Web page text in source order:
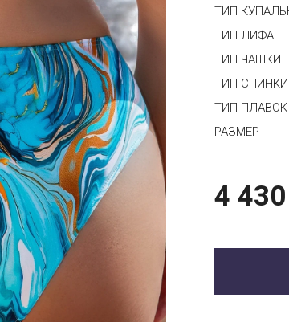
ТИП
ТИП ЛИФА
ТИП ЧАШКИ
ТИП СПИНКИ
ТИП ПЛАВОК
РАЗМЕР
4 430